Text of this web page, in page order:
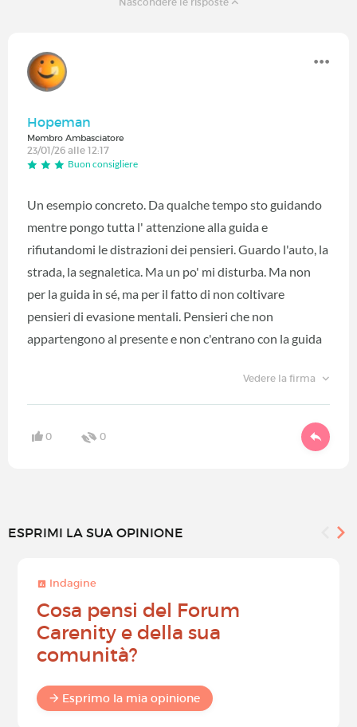
Hopeman
Membro Ambasciatore
23/01/26 alle 12:17
Buon consigliere
Un esempio concreto. Da qualche tempo sto guidando
mentre pongo tutta l' attenzione alla guida e
rifiutandomi le distrazioni dei pensieri. Guardo l'auto, la
strada, la segnaletica. Ma un po' mi disturba. Ma non
per la guida in sé, ma per il fatto di non coltivare
pensieri di evasione mentali. Pensieri che non
appartengono al presente e non c'entrano con la guida
Vedere la firma
0 0
ESPRIMI LA SUA OPINIONE
Indagine
Cosa pensi del Forum
Carenity e della sua
comunità?
Esprimo la mia opinione